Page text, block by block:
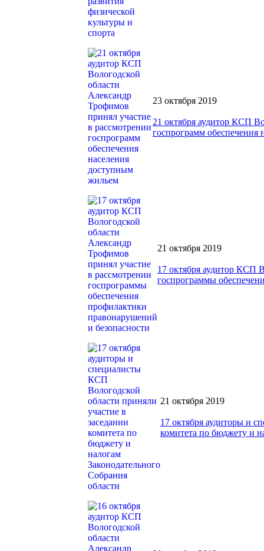
23 октября 2019
21 октября аудитор КСП
госпрограмм
21 октября 2019
17 октября аудитор КСП
госпрограммы
21 октября 2019
17 октября аудиторы и
комитета по бюджету и